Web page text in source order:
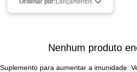
Nenhum produto